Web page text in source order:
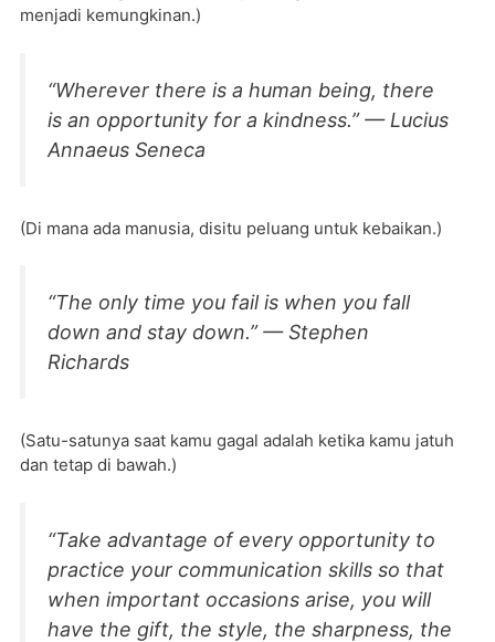
menjadi kemungkinan.)
“Wherever there is a human being, there
is an opportunity for a kindness.” — Lucius
Annaeus Seneca
(Di mana ada manusia, disitu peluang untuk kebaikan.)
“The only time you fail is when you fall
down and stay down.” — Stephen
Richards
(Satu-satunya saat kamu gagal adalah ketika kamu jatuh
dan tetap di bawah.)
“Take advantage of every opportunity to
practice your communication skills so that
when important occasions arise, you will
have the gift, the style, the sharpness, the